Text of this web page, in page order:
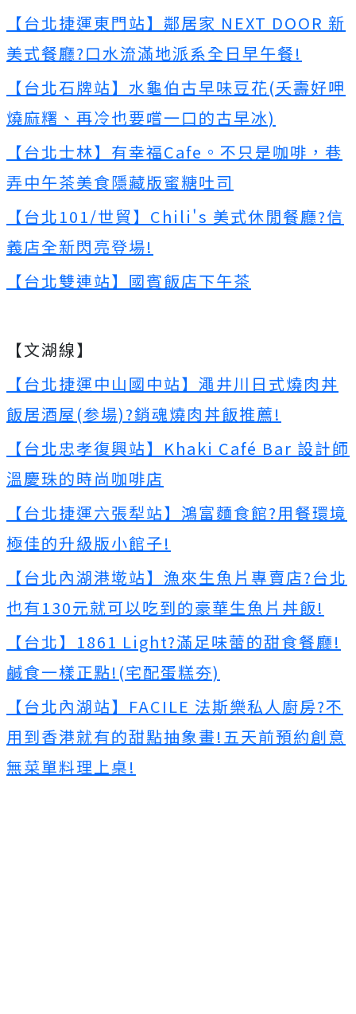
【台北捷運東門站】鄰居家 NEXT DOOR 新
美式餐廳?口水流滿地派系全日早午餐!
【台北石牌站】水龜伯古早味豆花(夭壽好呷
燒麻糬、再冷也要嚐一口的古早冰)
【台北士林】有幸福Cafe。不只是咖啡，巷
弄中午茶美食隱藏版蜜糖吐司
【台北101/世貿】Chili's 美式休閒餐廳?信
義店全新閃亮登場!
【台北雙連站】國賓飯店下午茶
【文湖線】
【台北捷運中山國中站】澠井川日式燒肉丼
飯居酒屋(参場)?銷魂燒肉丼飯推薦!
【台北忠孝復興站】Khaki Café Bar 設計師
溫慶珠的時尚咖啡店
【台北捷運六張犁站】鴻富麵食館?用餐環境
極佳的升級版小館子!
【台北內湖港墘站】漁來生魚片專賣店?台北
也有130元就可以吃到的豪華生魚片丼飯!
【台北】1861 Light?滿足味蕾的甜食餐廳!
鹹食一樣正點!(宅配蛋糕夯)
【台北內湖站】FACILE 法斯樂私人廚房?不
用到香港就有的甜點抽象畫!五天前預約創意
無菜單料理上桌!